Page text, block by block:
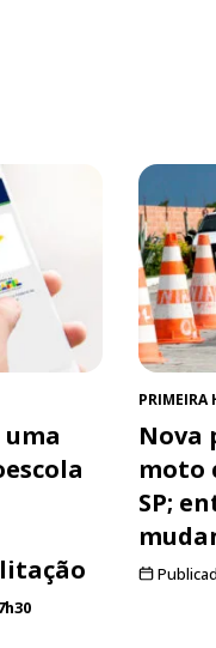
uma
PRIMEIRA
Nova
moto
SP;